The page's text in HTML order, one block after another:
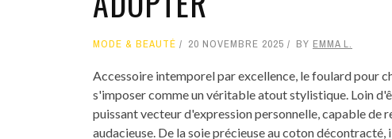
MODE & BEAUTÉ 20 NOVEMBRE 2025 BY EMMA L.
Accessoire intemporel par excellence, le foulard pour
s'imposer comme un véritable atout stylistique. Loin
puissant vecteur d'expression personnelle, capable de
audacieuse. De la soie précieuse au coton